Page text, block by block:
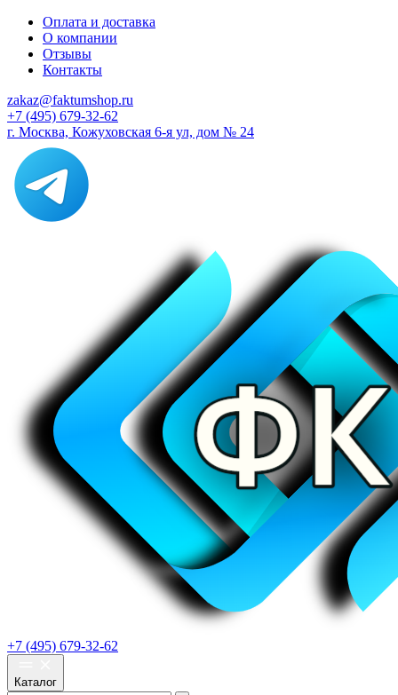
Оплата и доставка
О компании
Отзывы
Контакты
zakaz@faktumshop.ru
+7 (495) 679-32-62
г. Москва, Кожуховская 6-я ул, дом № 24
+7 (495) 679-32-62
Каталог